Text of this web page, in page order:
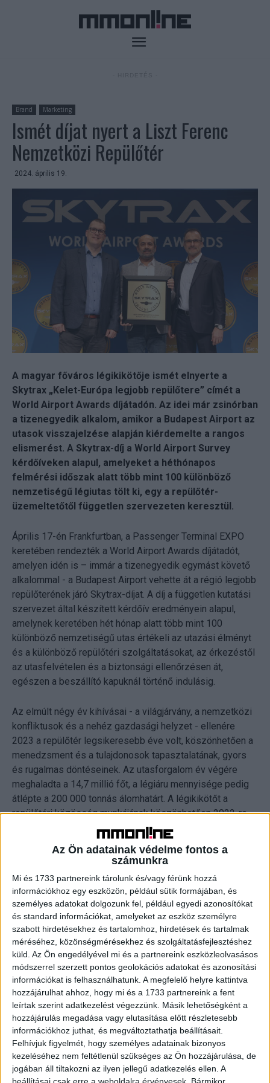
Az Ön adatainak védelme fontos a
számunkra
Mi és 1733 partnereink tárolunk és/vagy férünk hozzá
információkhoz egy eszközön, például sütik formájában, és
személyes adatokat dolgozunk fel, például egyedi azonosítókat
és standard információkat, amelyeket az eszköz személyre
szabott hirdetésekhez és tartalomhoz, hirdetések és tartalmak
méréséhez, közönségmérésekhez és szolgáltatásfejlesztéshez
küld. Az Ön engedélyével mi és a partnereink eszközleolvasásos
módszerrel szerzett pontos geolokációs adatokat és azonosítási
információkat is felhasználhatunk. A megfelelő helyre kattintva
hozzájárulhat ahhoz, hogy mi és a 1733 partnereink a fent
leírtak szerint adatkezelést végezzünk. Másik lehetőségként a
hozzájárulás megadása vagy elutasítása előtt részletesebb
információkhoz juthat, és megváltoztathatja beállításait.
Felhívjuk figyelmét, hogy személyes adatainak bizonyos
kezeléséhez nem feltétlenül szükséges az Ön hozzájárulása, de
jogában áll tiltakozni az ilyen jellegű adatkezelés ellen. A
beállításai csak erre a weboldalra érvényesek. Bármikor
Brand Marketing
Ismét díjat nyert a Liszt Ferenc
Nemzetközi Repülőtér
2024. április 19.
A magyar főváros légikikötője ismét elnyerte a
Skytrax „Kelet-Európa legjobb repülőtere” címét a
World Airport Awards díjátadón. Az idei már zsinórban
a tizenegyedik alkalom, amikor a Budapest Airport az
utasok visszajelzése alapján kiérdemelte a rangos
elismerést. A Skytrax-díj a World Airport Survey
kérdőíveken alapul, amelyeket a héthónapos
felmérési időszak alatt több mint 100 különböző
nemzetiségű légiutas tölt ki, egy a repülőtér-
üzemeltetőtől független szervezeten keresztül.
Április 17-én Frankfurtban, a Passenger Terminal EXPO
keretében rendezték a World Airport Awards díjátadót,
amelyen idén is – immár a tizenegyedik egymást követő
alkalommal - a Budapest Airport vehette át a régió legjobb
repülőterének járó Skytrax-díjat. A díj a független kutatási
szervezet által készített kérdőív eredményein alapul,
amelynek keretében hét hónap alatt több mint 100
különböző nemzetiségű utas értékeli az utazási élményt
és a különböző repülőtéri szolgáltatásokat, az érkezéstől
az utasfelvételen és a biztonsági ellenőrzésen át,
egészen a beszállító kapuknál történő indulásig.
Az elmúlt négy év kihívásai - a világjárvány, a nemzetközi
konfliktusok és a nehéz gazdasági helyzet - ellenére
2023 a repülőtér legsikeresebb éve volt, köszönhetően a
menedzsment és a tulajdonosok tapasztalatának, gyors
és rugalmas döntéseinek. Az utasforgalom év végére
meghaladta a 14,7 millió főt, a légiáru mennyisége pedig
átlépte a 200 000 tonnás álomhatárt. A légikikötőt a
repülőtéri közösség munkájának köszönhetően 2022-re
vonatkozóan Európa legjobbjává választották, továbbá
fejlődését a szakma is elismerte, besorolásának
négycsillagosra emelésével. A Budapest Airport 2023-ban
minőséget megtartsa és emelje; az utasok olyan új
fejlesztésekkel találkozhattak, mint az önkiszolgáló
poggyászfeladó rendszer bővítése, hangszigetelt fülkék
kihelyezése a terminálokon és a 2B Terminálon megnyílt új
kilátó- és dohányzóterasz. A családbarát szolgáltatások új
játszóterekkel egészültek ki, a legújabb gyermekjátszó
pedig most épül a B oldali utasmólón. Tavaly óta a
biztonsági ellenőrzést a már a számos felületen, köztük a
Budapest Airport honlapján is elérhető várakozás-kijelző
rendszer teszi még gördülékenyebbé, 520
négyzetméterrel és két új poggyászszalaggal bővült a
T2A poggyászkiadó kapacitása, 16 millió euró értékben
újult meg több gurulóút, illetve a forgalmi előtér aszfalt-
és betonburkolata, megnyílt az 586 parkolóhelyet és a